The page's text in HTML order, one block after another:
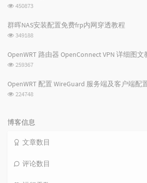
数:
浏
次
数:
450873
群晖NAS安装配置免费frp内网穿透教程
浏
次
349188
OpenWRT 路由器 OpenConnect VPN 详细图
浏
次
259367
OpenWRT 配置 WireGuard 服务端及客户端配
浏
数:
224748
博客信息
文章数目
评论数目